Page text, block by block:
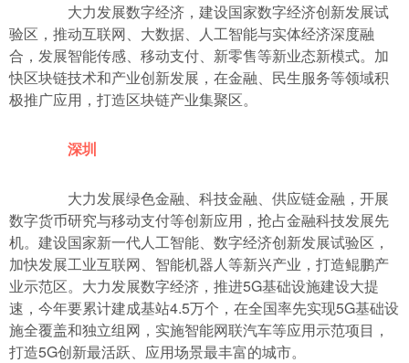
大力发展数字经济，建设国家数字经济创新发展试
验区，推动互联网、大数据、人工智能与实体经济深度融
合，发展智能传感、移动支付、新零售等新业态新模式。加
快区块链技术和产业创新发展，在金融、民生服务等领域积
极推广应用，打造区块链产业集聚区。
深圳
大力发展绿色金融、科技金融、供应链金融，开展
数字货币研究与移动支付等创新应用，抢占金融科技发展先
机。建设国家新一代人工智能、数字经济创新发展试验区，
加快发展工业互联网、智能机器人等新兴产业，打造鲲鹏产
业示范区。大力发展数字经济，推进5G基础设施建设大提
速，今年要累计建成基站4.5万个，在全国率先实现5G基础设
施全覆盖和独立组网，实施智能网联汽车等应用示范项目，
打造5G创新最活跃、应用场景最丰富的城市。